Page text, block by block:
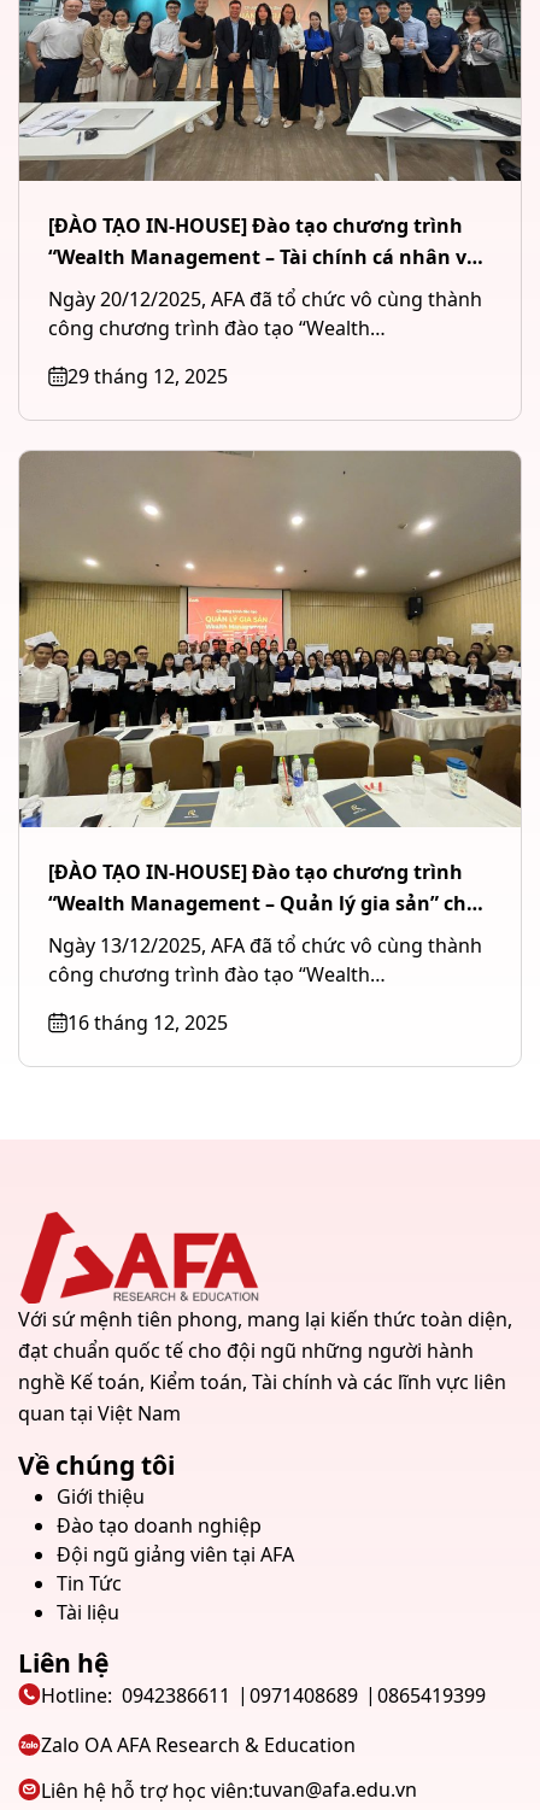
[ĐÀO TẠO IN-HOUSE] Đào tạo chương trình
“Wealth Management – Tài chính cá nhân và
Quản lý tài sản đầu tư” cho Công ty CP Chứng
khoán MB (MBS) tại Hà Nội
Ngày 20/12/2025, AFA đã tổ chức vô cùng thành
công chương trình đào tạo “Wealth
29 tháng 12, 2025
[ĐÀO TẠO IN-HOUSE] Đào tạo chương trình
“Wealth Management – Quản lý gia sản” cho
Ngân hàng TMCP Quốc tế Việt Nam (VIB) tại
TP. Hồ Chí Minh
Ngày 13/12/2025, AFA đã tổ chức vô cùng thành
công chương trình đào tạo “Wealth
16 tháng 12, 2025
Với sứ mệnh tiên phong, mang lại kiến thức toàn diện,
đạt chuẩn quốc tế cho đội ngũ những người hành
nghề Kế toán, Kiểm toán, Tài chính và các lĩnh vực liên
quan tại Việt Nam
Về chúng tôi
Giới thiệu
Đào tạo doanh nghiệp
Đội ngũ giảng viên tại AFA
Tin Tức
Tài liệu
Liên hệ
Hotline: 0942386611 0971408689
0865419399
Zalo OA AFA Research & Education
Liên hệ hỗ trợ học viên:tuvan@afa.edu.vn